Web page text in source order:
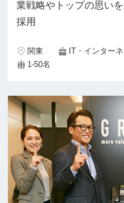
業戦略やトップの思い
採用
関東 IT・インター
1-50名